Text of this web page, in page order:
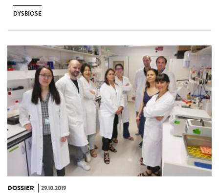
DYSBIOSE
DOSSIER 29.10.2019